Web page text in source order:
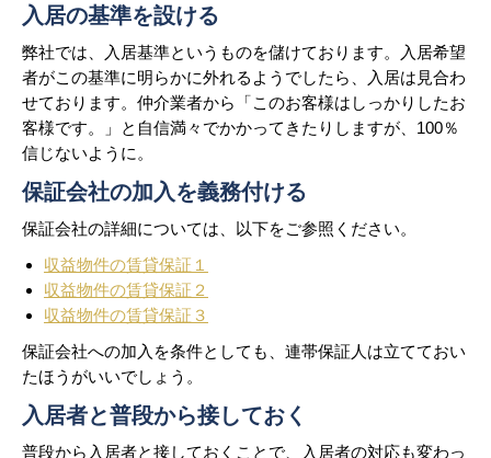
入居の基準を設ける
弊社では、入居基準というものを儲けております。入居希望
者がこの基準に明らかに外れるようでしたら、入居は見合わ
せております。仲介業者から「このお客様はしっかりしたお
客様です。」と自信満々でかかってきたりしますが、100％
信じないように。
保証会社の加入を義務付ける
保証会社の詳細については、以下をご参照ください。
収益物件の賃貸保証１
収益物件の賃貸保証２
収益物件の賃貸保証３
保証会社への加入を条件としても、連帯保証人は立てておい
たほうがいいでしょう。
入居者と普段から接しておく
普段から入居者と接しておくことで、入居者の対応も変わっ